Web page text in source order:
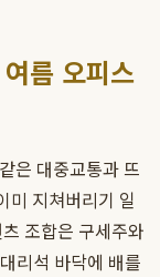
름 오피스
은 대중교통과 뜨
미 지쳐버리기 일
조합은 구세주와
리석 바닥에 배를